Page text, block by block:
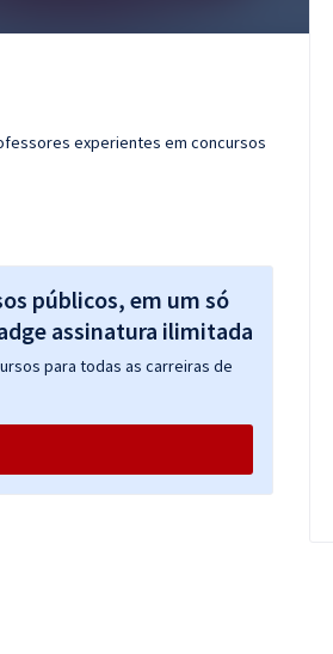
experientes em concursos
públicos, em um só
para todas as carreiras de